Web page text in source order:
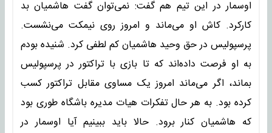
اوسمار در این تیم هم گفت: نمی‌توان گفت هاشمیان بد
کارکرد. کاش او می‌ماند و امروز روی نیمکت می‌نشست.
پرسپولیس در حق وحید هاشمیان کم لطفی کرد. شنیده بودم
به او فرصت داده‌اند که تا بازی با تراکتور در پرسپولیس
بماند، اگر می‌ماند امروز یک مساوی مقابل تراکتور کسب
کرده بود. به هر حال تفکرات هیات مدیره باشگاه طوری بود
که هاشمیان کنار برود. حالا باید ببینیم آیا اوسمار در